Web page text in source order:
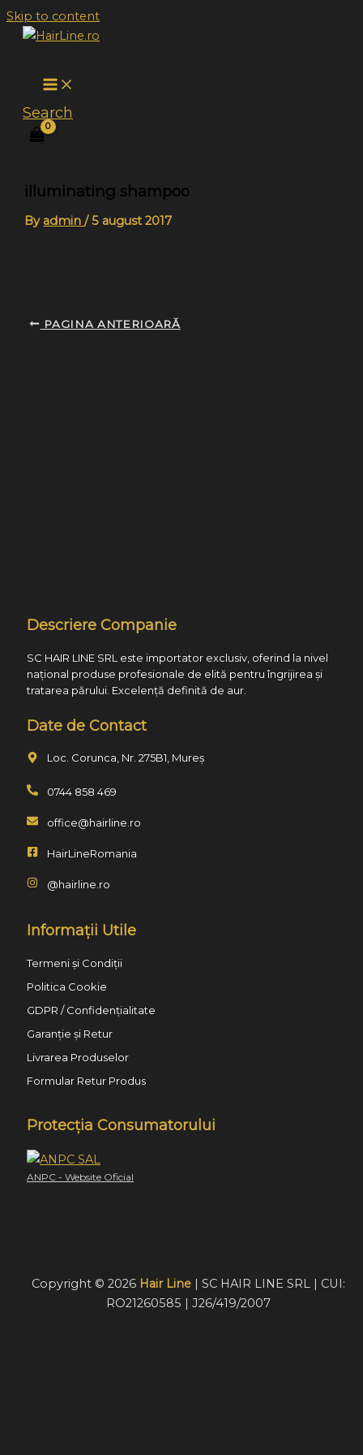
Skip to content
Search
illuminating shampoo
By admin/5 august 2017
PAGINA ANTERIOARĂ
Descriere Companie
SC HAIR LINE SRL este importator exclusiv, oferind la nivel
național produse profesionale de elită pentru îngrijirea și
tratarea părului. Excelență definită de aur.
Date de Contact
Loc. Corunca, Nr. 275B1, Mureș
0744 858 469
office@hairline.ro
HairLineRomania
@hairline.ro
Informații Utile
Termeni și Condiții
Politica Cookie
GDPR / Confidențialitate
Garanție și Retur
Livrarea Produselor
Formular Retur Produs
Protecția Consumatorului
ANPC - Website Oficial
Copyright © 2026 Hair Line| SC HAIR LINE SRL | CUI:
RO21260585 | J26/419/2007